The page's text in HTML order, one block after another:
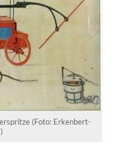
(Foto: Erkenbert-